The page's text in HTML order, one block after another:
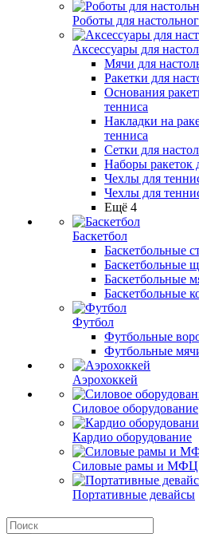
Роботы для
Аксессуары для
Мячи для
Ракетки для
Основания
тенниса
Накладки на
тенниса
Сетки для
Наборы ракеток
Чехлы для
Чехлы для
Ещё 4
Баскетбол
Баскетбольные
Баскетбольные
Баскетбольные
Баскетбольные
Футбол
Футбольные
Футбольные
Аэрохоккей
Силовое оборудование
Кардио оборудование
Силовые рамы и МФЦ
Портативные девайсы